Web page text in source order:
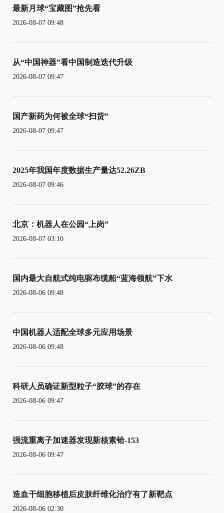
最新月球“宝藏图”抢先看
2026-08-07 09:48
从“中国神器”看中国制造迭代升级
2026-08-07 09:47
国产新药为何被全球“扫货”
2026-08-07 09:47
2025年我国年度数据生产量达52.26ZB
2026-08-07 09:46
北京：机器人在公园“上岗”
2026-08-07 03:10
国内最大自航式纯电驱布缆船“蓝海领航”下水
2026-08-06 09:48
中国机器人适配全球多元应用场景
2026-08-06 09:48
科研人员确证新型粒子“胶球”的存在
2026-08-06 09:47
强流重离子加速器发现新核素铪-153
2026-08-06 09:47
造血干细胞移植后皮肤纤维化治疗有了新靶点
2026-08-06 02:30